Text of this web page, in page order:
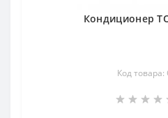
Кондиционер
Код товара: